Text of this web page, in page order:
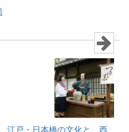
江戸・日本橋の文化と、西